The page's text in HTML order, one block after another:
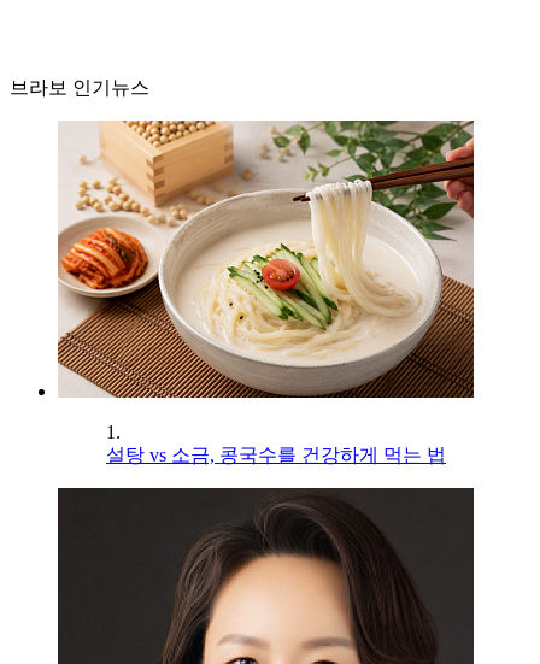
브라보 인기뉴스
1.
설탕 vs 소금, 콩국수를 건강하게 먹는 법